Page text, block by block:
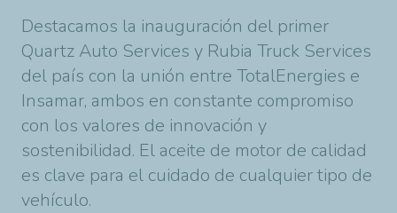
Destacamos la inauguración del primer
Quartz Auto Services y Rubia Truck Services
del país con la unión entre TotalEnergies e
Insamar, ambos en constante compromiso
con los valores de innovación y
sostenibilidad. El aceite de motor de calidad
es clave para el cuidado de cualquier tipo de
vehículo.